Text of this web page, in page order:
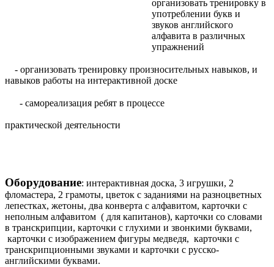
организовать тренировку в
употреблении букв и
звуков английского
алфавита в различных
упражнений
- организовать тренировку произносительных навыков, и
навыков работы на интерактивной доске
- самореализация ребят в процессе
практической деятельности
Оборудование: интерактивная доска, 3 игрушки, 2
фломастера, 2 грамоты, цветок с заданиями на разноцветных
лепестках, жетоны, два конверта с алфавитом, карточки с
неполным алфавитом ( для капитанов), карточки со словами
в транскрипции, карточки с глухими и звонкими буквами,
карточки с изображением фигуры медведя, карточки с
транскрипционными звуками и карточки с русско-
английскими буквами.